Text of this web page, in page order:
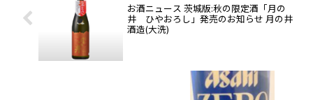
お酒ニュース 茨城版:秋の限定酒「月の
井 ひやおろし」発売のお知らせ 月の井
酒造(大洗)